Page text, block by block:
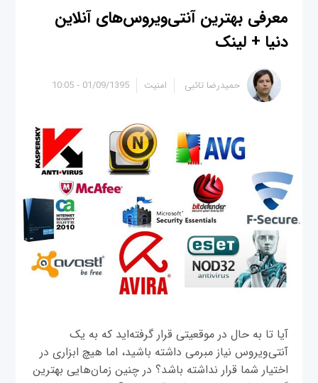
معرفی بهترین آنتی‌ویروس‌های آنلاین
دنیا + لینک
01/09/1395 - 10:05 حمیدرضا تائبی امنیت
آیا تا به حال در موقعیتی قرار گرفته‌اید که به یک
آنتی‌ویروس نیاز مبرمی داشته باشید، اما هیچ ابزاری در
اختیار شما قرار نداشته باشد؟ در چنین زمان‌هایی بهترین